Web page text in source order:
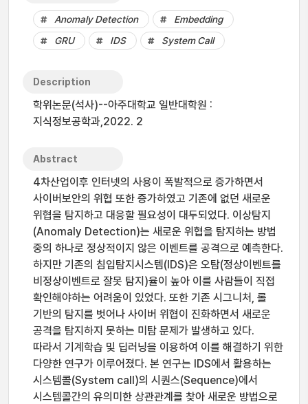
Anomaly Detection
Embedding
GRU
IDS System Call
Description
학위논문(석사)--아주대학교 일반대학원 :
지식정보공학과,2022. 2
Abstract
4차산업이후 인터넷의 사용이 폭발적으로 증가하면서
사이버보안의 위협 또한 증가하였고 기존에 없던 새로운
위협을 탐지하고 대응할 필요성이 대두되었다. 이상탐지
(Anomaly Detection)는 새로운 위협을 탐지하는 방법
중의 하나로 정상적이지 않은 이벤트를 공격으로 예측한다.
하지만 기존의 침입탐지시스템(IDS)은 오탐(정상이벤트를
비정상이벤트로 잘못 탐지)율이 높아 이를 사람들이 직접
확인해야하는 어려움이 있었다. 또한 기존 시그니처, 롤
기반의 탐지를 벗어나 사이버 위협이 진화하면서 새로운
공격을 탐지하지 못하는 미탐 문제가 발생하고 있다.
따라서 기계학습 및 딥러닝을 이용하여 이를 해결하기 위한
다양한 연구가 이루어졌다. 본 연구는 IDS에서 활용하는
시스템콜(System call)의 시퀀스(Sequence)에서
시스템콜간의 유의미한 상관관계를 찾아 새로운 방법으로